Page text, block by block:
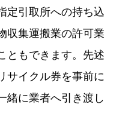
定引取所への持ち込
収集運搬業の許可業
ともできます。先述
サイクル券を事前に
緒に業者へ引き渡し